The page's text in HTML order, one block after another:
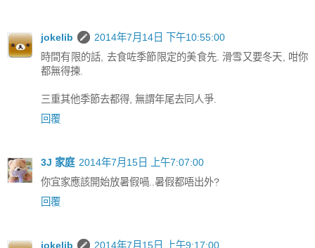
jokelib
2014年7月14日 下午10:55:00
時間有限的話, 去食咗季節限定的美食先. 滑雪又要冬天, 咁你
都無得揀.
三重其他季節去都得, 無謂年尾去同人爭.
回覆
3J 家庭 2014年7月15日 上午7:07:00
你宜家應該開始放暑假喎..暑假都唔出外?
回覆
jokelib 2014年7月15日 上午9:17:00